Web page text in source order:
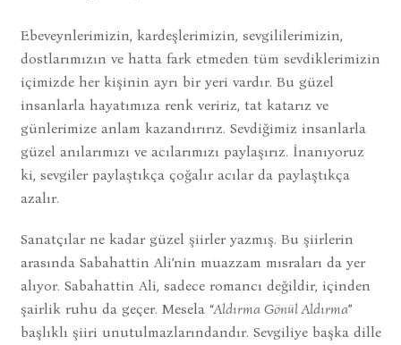
Ebeveynlerimizin, kardeşlerimizin, sevgililerimizin,
dostlarımızın ve hatta fark etmeden tüm sevdiklerimizin
içimizde her kişinin ayrı bir yeri vardır. Bu güzel
insanlarla hayatımıza renk veririz, tat katarız ve
günlerimize anlam kazandırırız. Sevdiğimiz insanlarla
güzel anılarımızı ve acılarımızı paylaşırız. İnanıyoruz
ki, sevgiler paylaştıkça çoğalır acılar da paylaştıkça
azalır.
Sanatçılar ne kadar güzel şiirler yazmış. Bu şiirlerin
arasında Sabahattin Ali’nin muazzam mısraları da yer
alıyor. Sabahattin Ali, sadece romancı değildir, içinden
şairlik ruhu da geçer. Mesela “Aldırma Gönül Aldırma”
başlıklı şiiri unutulmazlarındandır. Sevgiliye başka dille